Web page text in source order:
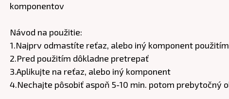
komponentov
Návod na použitie:
1.Najprv odmastíte reťaz, alebo iný komponent
2.Pred použitím dôkladne pretrepať
3.Aplikujte na reťaz, alebo iný komponent
4.Nechajte pôsobiť aspoň 5-10 min. potom prebytočný